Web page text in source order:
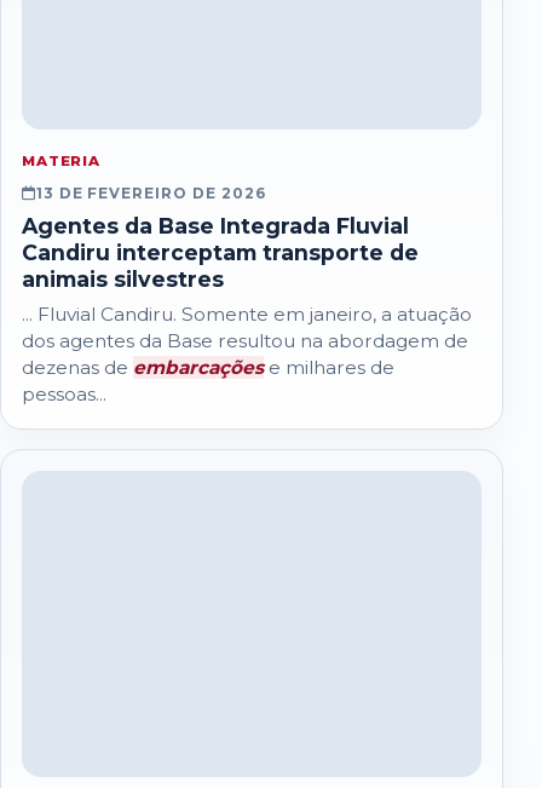
MATERIA
13 DE FEVEREIRO DE 2026
Agentes da Base Integrada Fluvial
Candiru interceptam transporte de
animais silvestres
... Fluvial Candiru. Somente em janeiro, a atuação
dos agentes da Base resultou na abordagem de
dezenas de embarcaçõese milhares de
pessoas...